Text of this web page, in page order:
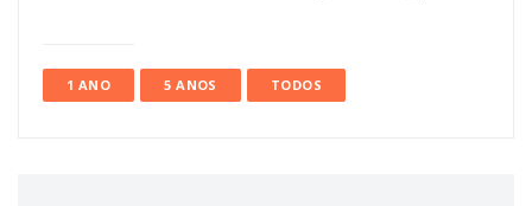
1 ANO 5 ANOS TODOS